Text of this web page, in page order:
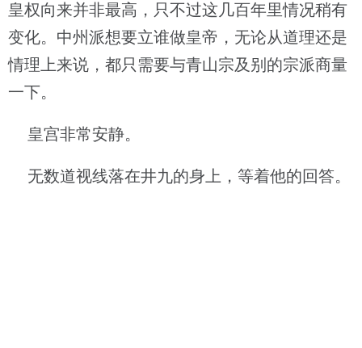
皇权向来并非最高，只不过这几百年里情况稍有
变化。中州派想要立谁做皇帝，无论从道理还是
情理上来说，都只需要与青山宗及别的宗派商量
一下。
皇宫非常安静。
无数道视线落在井九的身上，等着他的回答。